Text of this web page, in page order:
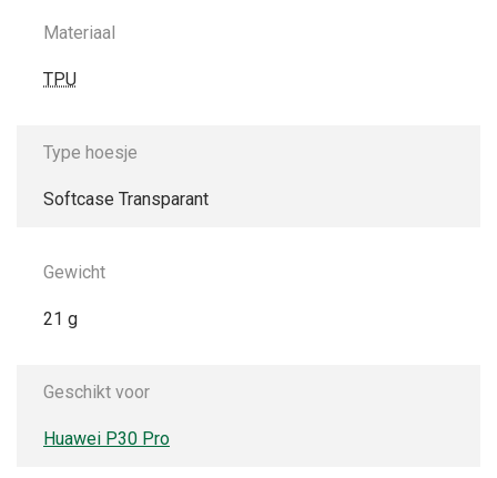
Materiaal
TPU
Type hoesje
Softcase Transparant
Gewicht
21 g
Geschikt voor
Huawei P30 Pro